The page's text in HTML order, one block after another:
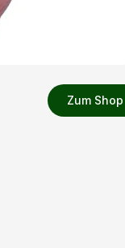
Zum Shop